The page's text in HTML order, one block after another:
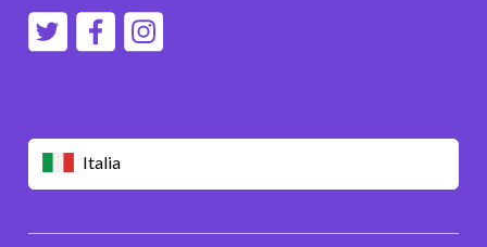
Italia